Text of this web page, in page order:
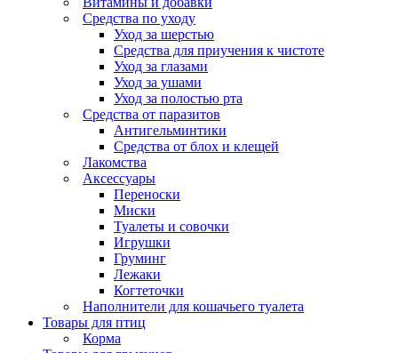
Средства по уходу
Уход за шерстью
Средства для приучения к чистоте
Уход за глазами
Уход за ушами
Уход за полостью рта
Средства от паразитов
Антигельминтики
Средства от блох и клещей
Лакомства
Аксессуары
Переноски
Миски
Туалеты и совочки
Игрушки
Груминг
Лежаки
Когтеточки
Наполнители для кошачьего туалета
Товары для птиц
Корма